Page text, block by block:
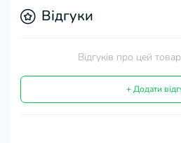
Відгуки
Відгуків про цей
+ Додати